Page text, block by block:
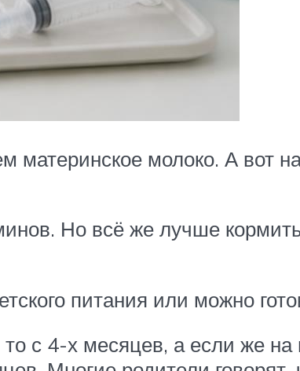
материнское молоко. А вот
Но всё же лучше
питания или можно
с 4-х месяцев, а если же на